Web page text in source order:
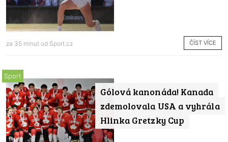
za 35 minut od Sport.cz ČÍST VÍCE
Gólová kanonáda! Kanada
zdemolovala USA a vyhrála
Hlinka Gretzky Cup
Sport